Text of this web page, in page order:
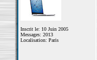
Inscrit le: 10 Juin 2005
Messages: 2013
Localisation: Paris